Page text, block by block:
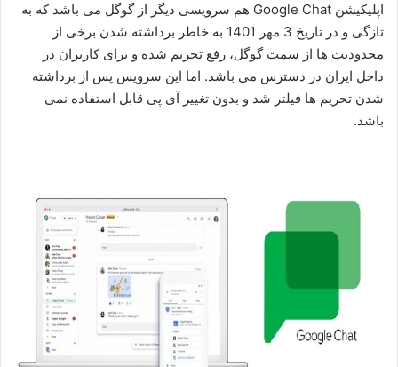
اپلیکیشن Google Chat هم سرویسی دیگر از گوگل می باشد که به
تازگی و در تاریخ 3 مهر 1401 به خاطر برداشته شدن برخی از
محدودیت ها از سمت گوگل، رفع تحریم شده و برای کاربران در
داخل ایران در دسترس می باشد. اما این سرویس پس از برداشته
شدن تحریم ها فیلتر شد و بدون تغییر آی پی قابل استفاده نمی
باشد.